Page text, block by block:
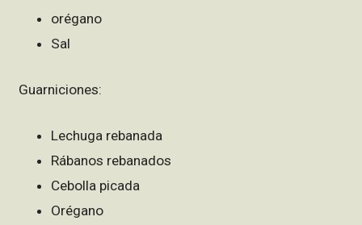
orégano
Sal
Guarniciones:
Lechuga rebanada
Rábanos rebanados
Cebolla picada
Orégano